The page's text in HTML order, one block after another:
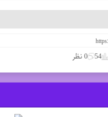
54 0 نظر